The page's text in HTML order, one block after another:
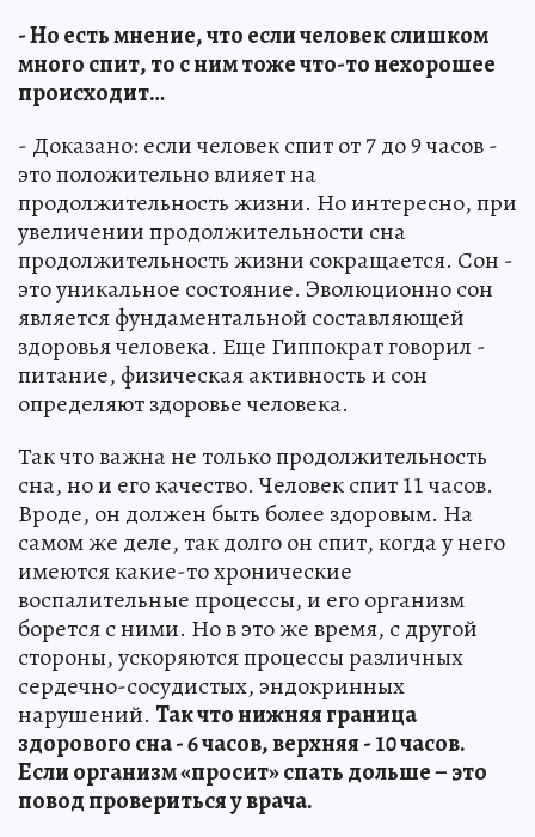
- Но есть мнение, что если человек слишком
много спит, то с ним тоже что-то нехорошее
происходит…
- Доказано: если человек спит от 7 до 9 часов -
это положительно влияет на
продолжительность жизни. Но интересно, при
увеличении продолжительности сна
продолжительность жизни сокращается. Сон -
это уникальное состояние. Эволюционно сон
является фундаментальной составляющей
здоровья человека. Еще Гиппократ говорил -
питание, физическая активность и сон
определяют здоровье человека.
Так что важна не только продолжительность
сна, но и его качество. Человек спит 11 часов.
Вроде, он должен быть более здоровым. На
самом же деле, так долго он спит, когда у него
имеются какие-то хронические
воспалительные процессы, и его организм
борется с ними. Но в это же время, с другой
стороны, ускоряются процессы различных
сердечно-сосудистых, эндокринных
нарушений. Так что нижняя граница
здорового сна - 6 часов, верхняя - 10 часов.
Если организм «просит» спать дольше – это
повод провериться у врача.